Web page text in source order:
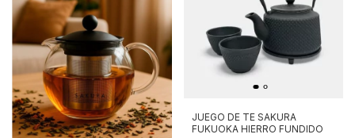
JUEGO DE TE SAKURA
FUKUOKA HIERRO FUNDIDO